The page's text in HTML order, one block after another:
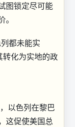
图锁定尽可能
都未能实
化为实地的政
以色列在黎巴
这促使美国总